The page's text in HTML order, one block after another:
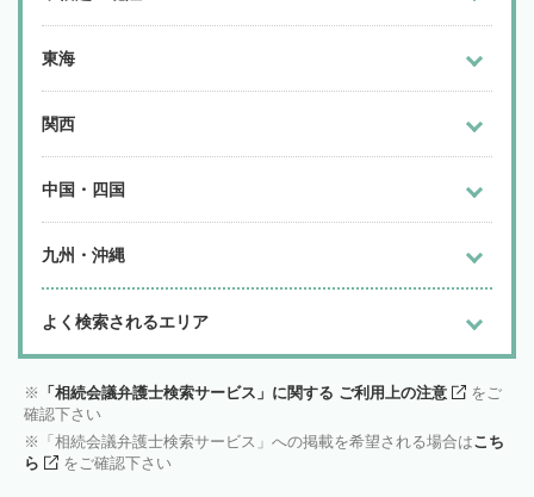
東海
関西
中国・四国
九州・沖縄
よく検索されるエリア
「相続会議弁護士検索サービス」に関する ご利用上の注意
をご
確認下さい
「相続会議弁護士検索サービス」への掲載を希望される場合はこち
ら
をご確認下さい